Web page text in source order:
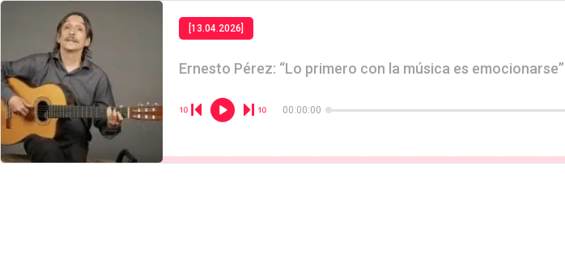
[13.04.2026]
Ernesto Pérez: “Lo primero con la música es emocionarse”
00:00:00